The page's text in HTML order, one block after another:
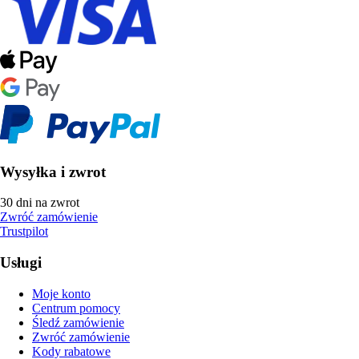
Wysyłka i zwrot
30 dni na zwrot
Zwróć zamówienie
Trustpilot
Usługi
Moje konto
Centrum pomocy
Śledź zamówienie
Zwróć zamówienie
Kody rabatowe